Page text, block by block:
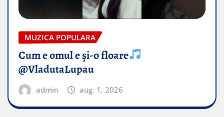
MUZICA POPULARA
Cum e omul e și-o floare
@VladutaLupau
admin aug. 1, 2026